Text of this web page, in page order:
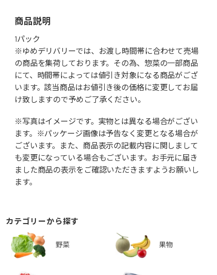
商品説明
1パック
※ゆめデリバリーでは、お渡し時間帯に合わせて売場
の商品を集荷しております。その為、惣菜の一部商品
にて、時間帯によっては値引き対象になる商品がござ
います。該当商品はお値引き後の価格に変更してお届
け致しますので予めご了承ください。
※写真はイメージです。実物とは異なる場合がござい
ます。※パッケージ画像は予告なく変更となる場合が
ございます。また、商品表示の記載内容に関しまして
も変更になっている場合もございます。お手元に届き
ました商品の表示をご確認いただきますようお願いし
ます。
カテゴリーから探す